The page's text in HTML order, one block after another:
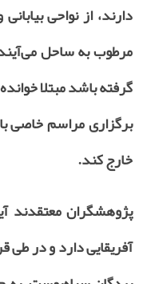
دارند، از نواحی
مرطوب به ساحل
گرفته باشد مبتلا
برگزاری مراسم خاصی
خارج کند.
پژوهشگران معتقدند
آفریقایی دارد و در طی